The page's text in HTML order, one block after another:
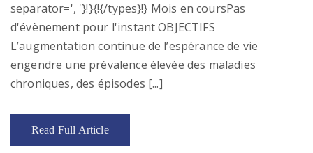
separator=', '}!}{!{/types}!} Mois en coursPas
d'évènement pour l'instant OBJECTIFS
L’augmentation continue de l’espérance de vie
engendre une prévalence élevée des maladies
chroniques, des épisodes [...]
Read Full Article